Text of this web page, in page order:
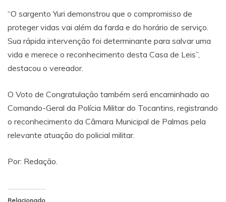
“O sargento Yuri demonstrou que o compromisso de
proteger vidas vai além da farda e do horário de serviço.
Sua rápida intervenção foi determinante para salvar uma
vida e merece o reconhecimento desta Casa de Leis”,
destacou o vereador.
O Voto de Congratulação também será encaminhado ao
Comando-Geral da Polícia Militar do Tocantins, registrando
o reconhecimento da Câmara Municipal de Palmas pela
relevante atuação do policial militar.
Por: Redação.
Relacionado